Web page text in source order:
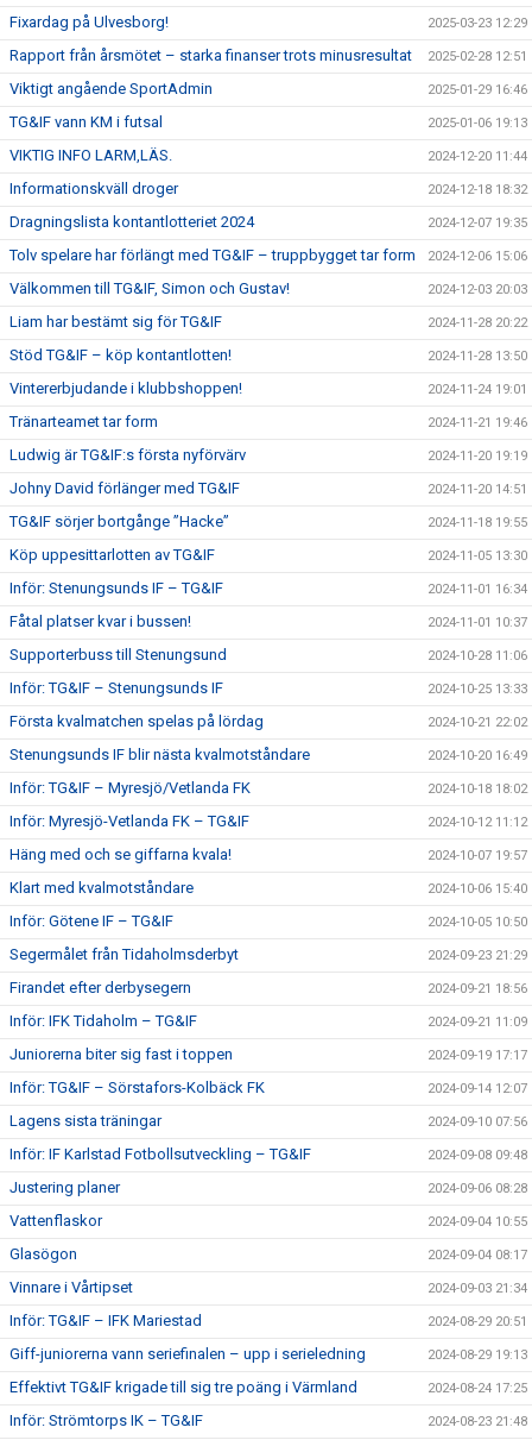
Fixardag på Ulvesborg! 2025-03-23 12:29
Rapport från årsmötet – starka finanser trots minusresultat 2025-02-28 12:51
Viktigt angående SportAdmin 2025-01-29 16:46
TG&IF vann KM i futsal 2025-01-06 19:13
VIKTIG INFO LARM,LÄS. 2024-12-20 11:44
Informationskväll droger 2024-12-18 18:32
Dragningslista kontantlotteriet 2024 2024-12-07 19:35
Tolv spelare har förlängt med TG&IF – truppbygget tar form 2024-12-06 15:06
Välkommen till TG&IF, Simon och Gustav! 2024-12-03 20:03
Liam har bestämt sig för TG&IF 2024-11-28 20:22
Stöd TG&IF – köp kontantlotten! 2024-11-28 13:50
Vintererbjudande i klubbshoppen! 2024-11-24 19:01
Tränarteamet tar form 2024-11-21 19:46
Ludwig är TG&IF:s första nyförvärv 2024-11-20 19:19
Johny David förlänger med TG&IF 2024-11-20 14:51
TG&IF sörjer bortgånge ”Hacke” 2024-11-18 19:55
Köp uppesittarlotten av TG&IF 2024-11-05 13:30
Inför: Stenungsunds IF – TG&IF 2024-11-01 16:34
Fåtal platser kvar i bussen! 2024-11-01 10:37
Supporterbuss till Stenungsund 2024-10-28 11:06
Inför: TG&IF – Stenungsunds IF 2024-10-25 13:33
Första kvalmatchen spelas på lördag 2024-10-21 22:02
Stenungsunds IF blir nästa kvalmotståndare 2024-10-20 16:49
Inför: TG&IF – Myresjö/Vetlanda FK 2024-10-18 18:02
Inför: Myresjö-Vetlanda FK – TG&IF 2024-10-12 11:12
Häng med och se giffarna kvala! 2024-10-07 19:57
Klart med kvalmotståndare 2024-10-06 15:40
Inför: Götene IF – TG&IF 2024-10-05 10:50
Segermålet från Tidaholmsderbyt 2024-09-23 21:29
Firandet efter derbysegern 2024-09-21 18:56
Inför: IFK Tidaholm – TG&IF 2024-09-21 11:09
Juniorerna biter sig fast i toppen 2024-09-19 17:17
Inför: TG&IF – Sörstafors-Kolbäck FK 2024-09-14 12:07
Lagens sista träningar 2024-09-10 07:56
Inför: IF Karlstad Fotbollsutveckling – TG&IF 2024-09-08 09:48
Justering planer 2024-09-06 08:28
Vattenflaskor 2024-09-04 10:55
Glasögon 2024-09-04 08:17
Vinnare i Vårtipset 2024-09-03 21:34
Inför: TG&IF – IFK Mariestad 2024-08-29 20:51
Giff-juniorerna vann seriefinalen – upp i serieledning 2024-08-29 19:13
Effektivt TG&IF krigade till sig tre poäng i Värmland 2024-08-24 17:25
Inför: Strömtorps IK – TG&IF 2024-08-23 21:48